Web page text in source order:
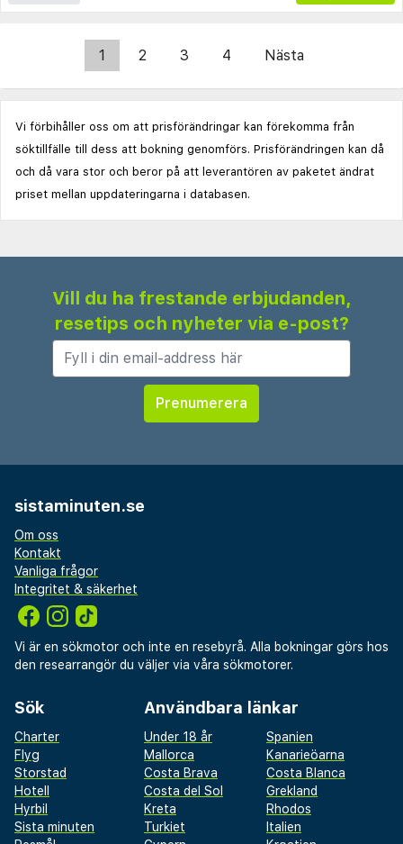
1 2 3 4 Nästa
Vi förbihåller oss om att prisförändringar kan förekomma från
söktillfälle till dess att bokning genomförs. Prisförändringen kan då
och då vara stor och beror på att leverantören av paketet ändrat
priset mellan uppdateringarna i databasen.
Vill du ha frestande erbjudanden,
resetips och nyheter via e-post?
sistaminuten.se
Om oss
Kontakt
Vanliga frågor
Integritet & säkerhet
Vi är en sökmotor och inte en resebyrå. Alla bokningar görs hos
den researrangör du väljer via våra sökmotorer.
Sök
Charter
Flyg
Storstad
Hotell
Hyrbil
Sista minuten
Användbara länkar
Under 18 år
Spanien
Mallorca
Kanarieöarna
Costa Brava
Costa Blanca
Costa del Sol
Grekland
Kreta
Rhodos
Turkiet
Italien